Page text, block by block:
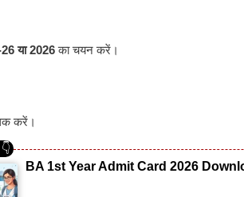
या 2026का चयन करें।
करें।
BA 1st Year Admit Card 2026